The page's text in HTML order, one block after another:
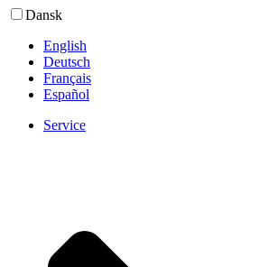
Dansk
English
Deutsch
Français
Español
Service